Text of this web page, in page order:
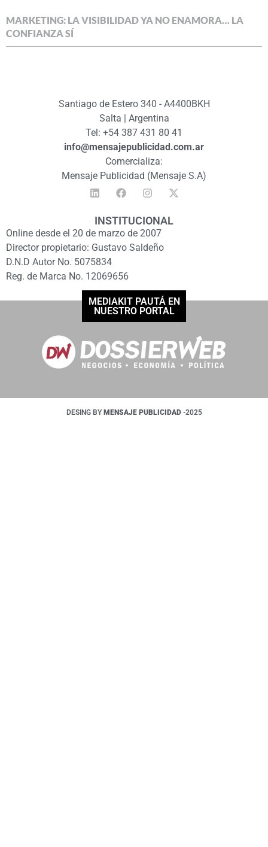
MARKETING: LA VISIBILIDAD YA NO ENAMORA… LA
CONFIANZA SÍ
Santiago de Estero 340 - A4400BKH
Salta | Argentina
Tel: +54 387 431 80 41
info@mensajepublicidad.com.ar
Comercializa:
Mensaje Publicidad (Mensaje S.A)
INSTITUCIONAL
Online desde el 20 de marzo de 2007
Director propietario: Gustavo Saldeño
D.N.D Autor No. 5075834
Reg. de Marca No. 12069656
MEDIAKIT PAUTÁ EN
NUESTRO PORTAL
DESING BY MENSAJE PUBLICIDAD -2025